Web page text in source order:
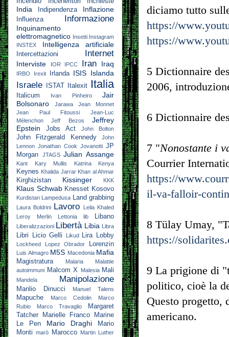
diciamo tutto
https://
https://
5 Dictionnaire
2006,
6 Dictionnaire
7 "Nonostante i
Courrier
https://
il-va-falloir-
8 Tülay Umay,
https://
9 La prigione di
politico, cioè la
Questo progetto,
americano.
India Indipendenza Inflazione
Influenza Informazione
Inquinamento
elettromagnetico Insetti Instagram
INSTEX
Intelligenza artificiale
Intercettazioni Internet
Interviste IOR IPCC Iran Iraq
IRBO Irexit Irlanda ISIS Islanda
Israele ISTAT Italexit Italia
Italicum Ivan Pinheiro
Jair
Bolsonaro
Jarawa
Jean Monnet
Jean Paul Fitoussi
Jean-Luc
Mélenchon
Jeff Bezos
Jeffrey
Epstein
Jobs Act John Bolton
John Fitzgerald Kennedy
John
Lennon Jonathan Cook Jovanotti JP
Morgan
JTAGS Julian Assange
Kant Kary Mullis Katrina Kenya
Keynes Khalida Jarrar Khan al Ahmar
Kirghizistan Kissinger KKK
Klaus Schwab Knesset Kosovo
Kurdistan Lampedusa Land grabbing
Laura Boldrini Lavoro
Leila Khaled
Leroy Merlin
Lettonia lib Libano
Liberalizzazioni Libertà Libia Libra
Libri Licio Gelli Likud Lira Lobby
Lockheed Lopez Obrador Lorenzin
Luis Almagro M5S Macedonia Mafia
Magistratura Malaria
Malattie
autoimmuni Malcom X Malesia Mali
Mandela Manipolazione
Manlio Dinucci Manuel Talens
Mapuche Marco Cedolin
Marco
Rubio
Marco Travaglio
Margaret
Tatcher
Marielle Franco
Marine
Le Pen
Mario Draghi
Mario
Monti
marò Marocco
Martin Luther